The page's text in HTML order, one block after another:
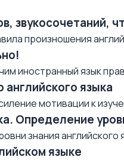
звукосочетаний,
произношения
иностранный язык
языка
мотивации к
Определение
знания английского
языке